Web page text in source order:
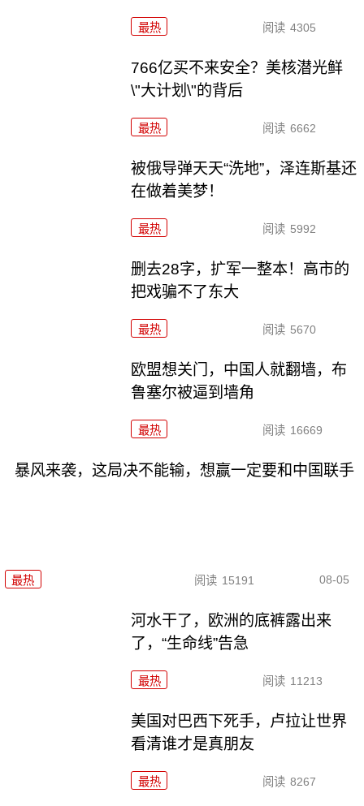
最热 阅读 4305
766亿买不来安全？美核潜光鲜
\"大计划\"的背后
最热 阅读 6662
被俄导弹天天“洗地”，泽连斯基还
在做着美梦！
最热 阅读 5992
删去28字，扩军一整本！高市的
把戏骗不了东大
最热 阅读 5670
欧盟想关门，中国人就翻墙，布
鲁塞尔被逼到墙角
最热 阅读 16669
暴风来袭，这局决不能输，想赢一定要和中国联手
最热 阅读 15191 08-05
河水干了，欧洲的底裤露出来
了，“生命线”告急
最热 阅读 11213
美国对巴西下死手，卢拉让世界
看清谁才是真朋友
最热 阅读 8267